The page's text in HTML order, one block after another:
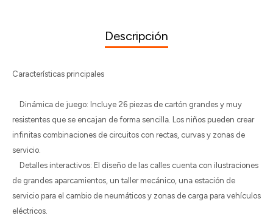
Descripción
Características principales
Dinámica de juego: Incluye 26 piezas de cartón grandes y muy
resistentes que se encajan de forma sencilla. Los niños pueden crear
infinitas combinaciones de circuitos con rectas, curvas y zonas de
servicio.
Detalles interactivos: El diseño de las calles cuenta con ilustraciones
de grandes aparcamientos, un taller mecánico, una estación de
servicio para el cambio de neumáticos y zonas de carga para vehículos
eléctricos.